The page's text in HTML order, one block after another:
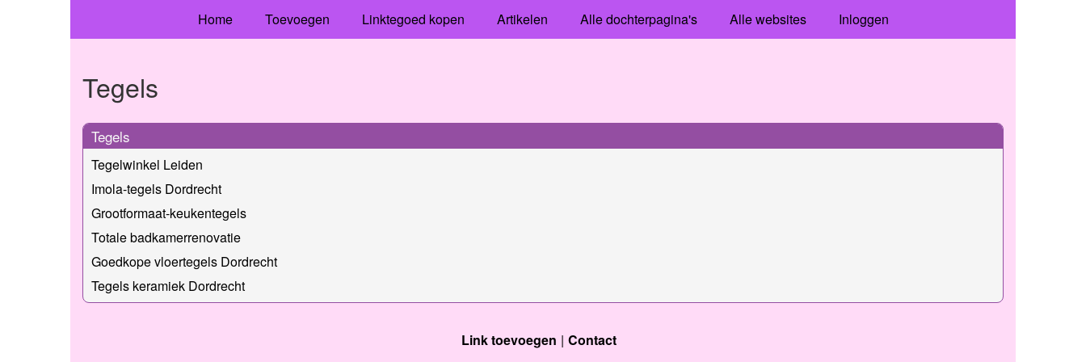
Home Toevoegen Linktegoed kopen Artikelen Alle dochterpagina's Alle websites Inloggen
Tegels
Tegels
Tegelwinkel Leiden
Imola-tegels Dordrecht
Grootformaat-keukentegels
Totale badkamerrenovatie
Goedkope vloertegels Dordrecht
Tegels keramiek Dordrecht
Link toevoegen Contact